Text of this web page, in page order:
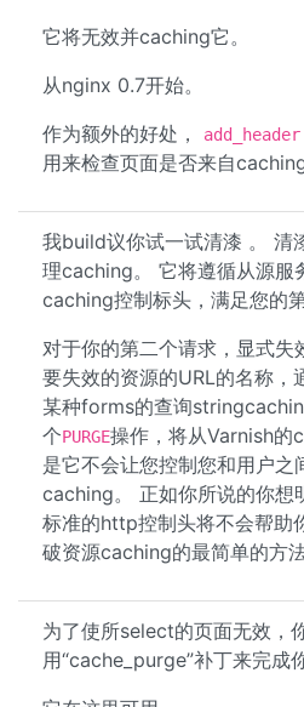
它将无效并caching它。
从nginx 0.7开始。
作为额外的好处，
用来检查页面是否来自caching
我build议你试一试清漆 。 清
理caching。 它将遵循从源服
caching控制标头，满足您的第
对于你的第二个请求，显式
要失效的资源的URL的名称，
某种forms的查询
个PURGE操作，将从Varnish的
是它不会让您控制您和用户之
caching。 正如你所说的你想
标准的http控制头将不会帮助
破资源caching的最简单的方
为了使所select的页面无效，
用“cache_purge”补丁来完成